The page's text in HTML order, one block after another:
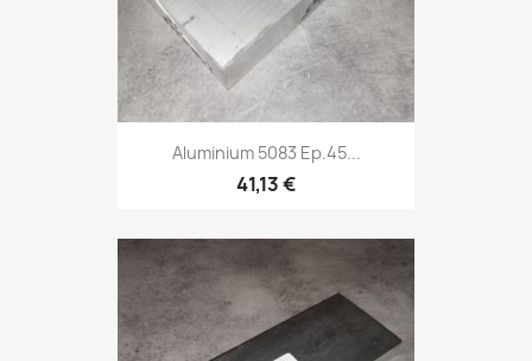
Aluminium 5083 Ep.45...
41,13 €